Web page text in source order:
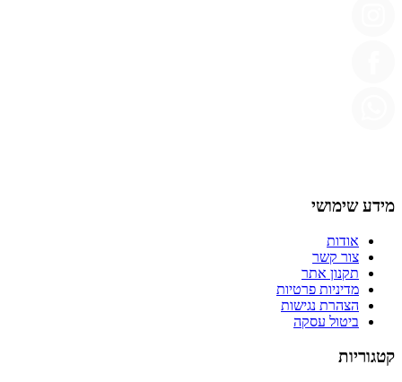
מידע שימושי
אודות
צור קשר
תקנון אתר
מדיניות פרטיות
הצהרת נגישות
ביטול עסקה
קטגוריות